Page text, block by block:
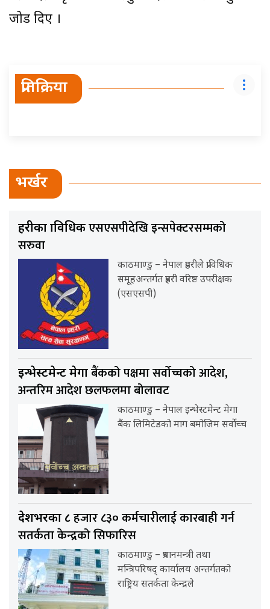
जोड दिए ।
प्रतिक्रिया
भर्खर
प्रहरीका प्राविधिकएसएसपीदेखि इन्सपेक्टरसम्मको
सरुवा
काठमाण्डु – नेपाल प्रहरीले प्राविधिक
समूहअन्तर्गत प्रहरी वरिष्ठ उपरीक्षक
(एसएसपी)
इन्भेस्टमेन्ट मेगाबैंकको पक्षमा सर्वाेच्चको आदेश,
अन्तरिम आदेश छलफलमा बोलावट
काठमाण्डु – नेपाल इन्भेस्टमेन्ट मेगा
बैंक लिमिटेडको माग बमोजिम सर्वोच्च
देशभरका ८हजार ८३० कर्मचारीलाई कारबाही गर्न
सतर्कता केन्द्रको सिफारिस
काठमाण्डु – प्रधानमन्त्री तथा
मन्त्रिपरिषद् कार्यालय अन्तर्गतको
राष्ट्रिय सतर्कता केन्द्रले